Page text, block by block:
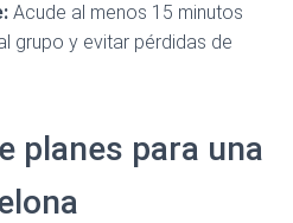
Acude al menos 15 minutos
grupo y evitar pérdidas de
planes para una